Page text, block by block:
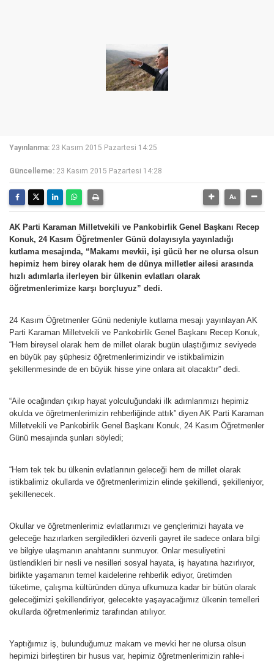
Yayınlanma: 23 Kasım 2015 Pazartesi 14:25
Güncelleme: 23 Kasım 2015 Pazartesi 14:28
AK Parti Karaman Milletvekili ve Pankobirlik Genel Başkanı Recep
Konuk, 24 Kasım Öğretmenler Günü dolayısıyla yayınladığı
kutlama mesajında, “Makamı mevkii, işi gücü her ne olursa olsun
hepimiz hem birey olarak hem de dünya milletler ailesi arasında
hızlı adımlarla ilerleyen bir ülkenin evlatları olarak
öğretmenlerimize karşı borçluyuz” dedi.
24 Kasım Öğretmenler Günü nedeniyle kutlama mesajı yayınlayan AK
Parti Karaman Milletvekili ve Pankobirlik Genel Başkanı Recep Konuk,
“Hem bireysel olarak hem de millet olarak bugün ulaştığımız seviyede
en büyük pay şüphesiz öğretmenlerimizindir ve istikbalimizin
şekillenmesinde de en büyük hisse yine onlara ait olacaktır” dedi.
“Aile ocağından çıkıp hayat yolculuğundaki ilk adımlarımızı hepimiz
okulda ve öğretmenlerimizin rehberliğinde attık” diyen AK Parti Karaman
Milletvekili ve Pankobirlik Genel Başkanı Konuk, 24 Kasım Öğretmenler
Günü mesajında şunları söyledi;
“Hem tek tek bu ülkenin evlatlarının geleceği hem de millet olarak
istikbalimiz okullarda ve öğretmenlerimizin elinde şekillendi, şekilleniyor,
şekillenecek.
Okullar ve öğretmenlerimiz evlatlarımızı ve gençlerimizi hayata ve
geleceğe hazırlarken sergiledikleri özverili gayret ile sadece onlara bilgi
ve bilgiye ulaşmanın anahtarını sunmuyor. Onlar mesuliyetini
üstlendikleri bir nesli ve nesilleri sosyal hayata, iş hayatına hazırlıyor,
birlikte yaşamanın temel kaidelerine rehberlik ediyor, üretimden
tüketime, çalışma kültüründen dünya ufkumuza kadar bir bütün olarak
geleceğimizi şekillendiriyor, gelecekte yaşayacağımız ülkenin temelleri
okullarda öğretmenlerimiz tarafından atılıyor.
Yaptığımız iş, bulunduğumuz makam ve mevki her ne olursa olsun
hepimizi birleştiren bir husus var, hepimiz öğretmenlerimizin rahle-i